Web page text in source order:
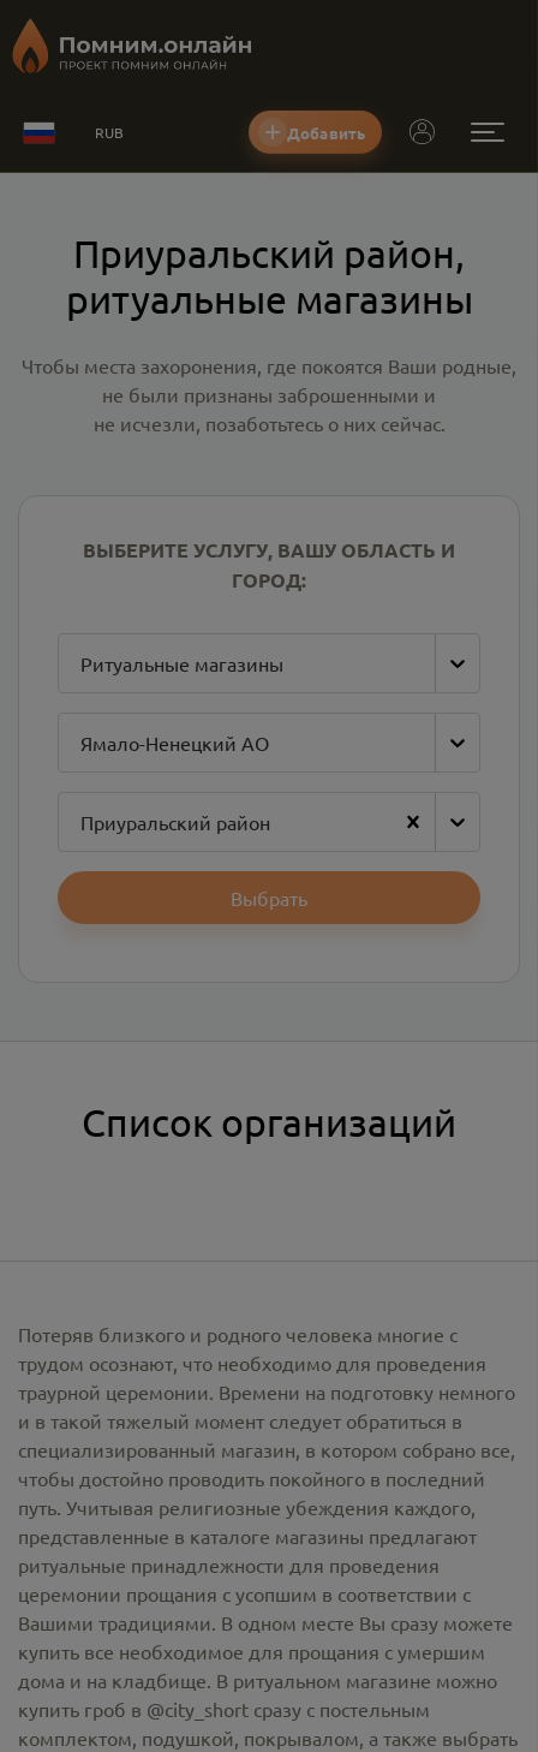
RUB Добавить
Приуральский район,
ритуальные магазины
Чтобы места захоронения, где покоятся Ваши родные,
не были признаны заброшенными и
не исчезли, позаботьтесь о них сейчас.
ВЫБЕРИТЕ УСЛУГУ, ВАШУ ОБЛАСТЬ И
ГОРОД:
Ритуальные магазины
Ямало-Ненецкий АО
Приуральский район
Выбрать
Список организаций
Потеряв близкого и родного человека многие с
трудом осознают, что необходимо для проведения
траурной церемонии. Времени на подготовку немного
и в такой тяжелый момент следует обратиться в
специализированный магазин, в котором собрано все,
чтобы достойно проводить покойного в последний
путь. Учитывая религиозные убеждения каждого,
представленные в каталоге магазины предлагают
ритуальные принадлежности для проведения
церемонии прощания с усопшим в соответствии с
Вашими традициями. В одном месте Вы сразу можете
купить все необходимое для прощания с умершим
дома и на кладбище. В ритуальном магазине можно
купить гроб в @city_short сразу с постельным
комплектом, подушкой, покрывалом, а также выбрать